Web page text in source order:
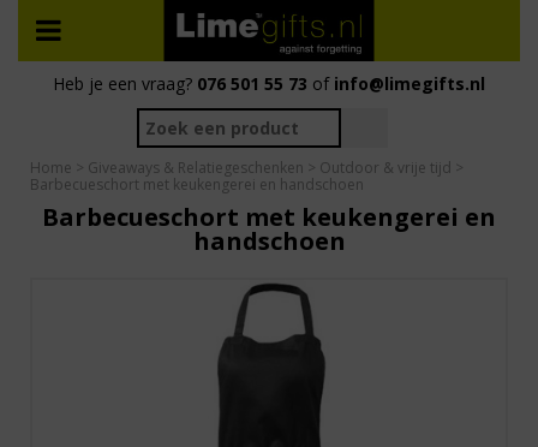
Heb je een vraag? 076 501 55 73 of info@limegifts.nl
Home > Giveaways & Relatiegeschenken > Outdoor & vrije tijd >
Barbecueschort met keukengerei en handschoen
Barbecueschort met keukengerei en
handschoen